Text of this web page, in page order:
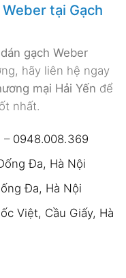
tại Gạch
gạch Weber
hãy liên hệ ngay
mại Hải Yến để
nhất.
– 0948.008.369
Đa, Hà Nội
Đa, Hà Nội
Việt, Cầu Giấy, Hà